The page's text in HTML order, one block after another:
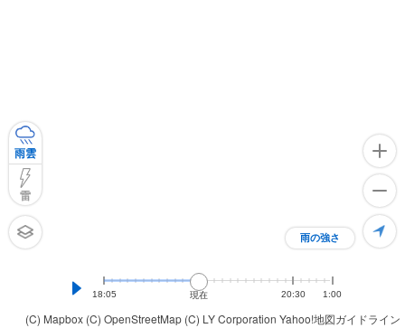
(C) Mapbox (C) OpenStreetMap (C) LY Corporation Yahoo!地図ガイドライン
雨の強さ
雨雲
雷
18:05 現在 20:30 1:00